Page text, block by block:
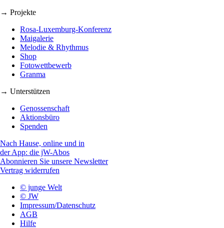
→ Projekte
Rosa-Luxemburg-Konferenz
Maigalerie
Melodie & Rhythmus
Shop
Fotowettbewerb
Granma
→ Unterstützen
Genossenschaft
Aktionsbüro
Spenden
Nach Hause, online und in
der App: die jW-Abos
Abonnieren Sie unsere Newsletter
Vertrag widerrufen
© junge Welt
© JW
Impressum/Datenschutz
AGB
Hilfe